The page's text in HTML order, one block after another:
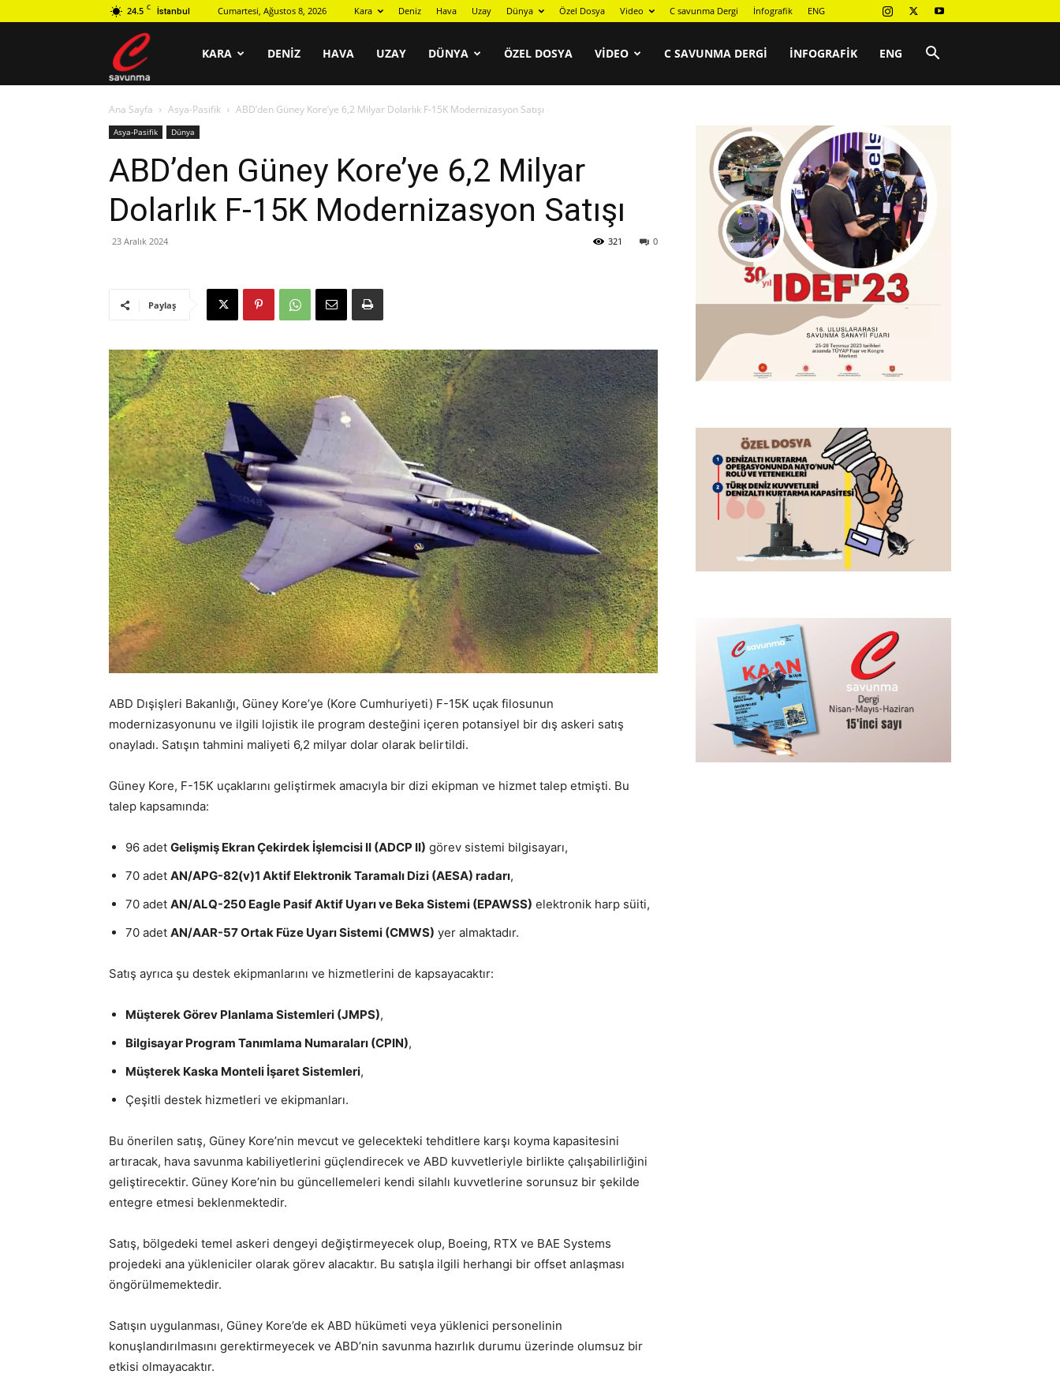
24.5 C İstanbul Cumartesi, Ağustos 8, 2026 Kara Deniz Hava Uzay Dünya Özel Dosya Video C savunma Dergi İnfografik ENG
savunma
KARA DENIZ HAVA UZAY DÜNYA ÖZEL DOSYA VIDEO C SAVUNMA DERGI İNFOGRAFIK ENG
Ana Sayfa Asya-Pasifik ABD’den Güney Kore’ye 6,2 Milyar Dolarlık F-15K Modernizasyon Satışı
Asya-Pasifik Dünya
ABD’den Güney Kore’ye 6,2 Milyar
Dolarlık F-15K Modernizasyon Satışı
23 Aralık 2024 0
321
Paylaş
ABD Dışişleri Bakanlığı, Güney Kore’ye (Kore Cumhuriyeti) F-15K uçak filosunun
modernizasyonunu ve ilgili lojistik ile program desteğini içeren potansiyel bir dış askeri satış
onayladı. Satışın tahmini maliyeti 6,2 milyar dolar olarak belirtildi.
Güney Kore, F-15K uçaklarını geliştirmek amacıyla bir dizi ekipman ve hizmet talep etmişti. Bu
talep kapsamında:
96 adet Gelişmiş Ekran Çekirdek İşlemcisi II (ADCP II) görev sistemi bilgisayarı,
70 adet AN/APG-82(v)1 Aktif Elektronik Taramalı Dizi (AESA) radarı,
70 adet AN/ALQ-250 Eagle Pasif Aktif Uyarı ve Beka Sistemi (EPAWSS) elektronik harp süiti,
70 adet AN/AAR-57 Ortak Füze Uyarı Sistemi (CMWS) yer almaktadır.
Satış ayrıca şu destek ekipmanlarını ve hizmetlerini de kapsayacaktır:
Müşterek Görev Planlama Sistemleri (JMPS),
Bilgisayar Program Tanımlama Numaraları (CPIN),
Müşterek Kaska Monteli İşaret Sistemleri,
Çeşitli destek hizmetleri ve ekipmanları.
Bu önerilen satış, Güney Kore’nin mevcut ve gelecekteki tehditlere karşı koyma kapasitesini
artıracak, hava savunma kabiliyetlerini güçlendirecek ve ABD kuvvetleriyle birlikte çalışabilirliğini
geliştirecektir. Güney Kore’nin bu güncellemeleri kendi silahlı kuvvetlerine sorunsuz bir şekilde
entegre etmesi beklenmektedir.
Satış, bölgedeki temel askeri dengeyi değiştirmeyecek olup, Boeing, RTX ve BAE Systems
projedeki ana yükleniciler olarak görev alacaktır. Bu satışla ilgili herhangi bir offset anlaşması
öngörülmemektedir.
Satışın uygulanması, Güney Kore’de ek ABD hükümeti veya yüklenici personelinin
konuşlandırılmasını gerektirmeyecek ve ABD’nin savunma hazırlık durumu üzerinde olumsuz bir
etkisi olmayacaktır.